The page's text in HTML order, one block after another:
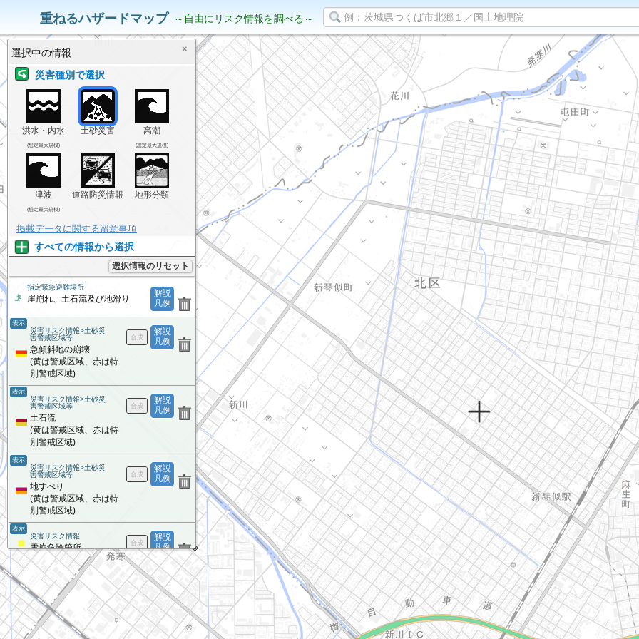
重ねるハザードマップ ～自由にリスク情報を調べる～
災害リスク情報
選択中の情報 ×
災害種別で選択
洪水・内水
(想定最大規模)
土砂災害 高潮
(想定最大規模)
津波
(想定最大規模)
道路防災情報 地形分類
掲載データに関する留意事項
すべての情報から選択
選択情報のリセット
解説
凡例
指定緊急避難場所
崖崩れ、土石流及び地滑り
解説
凡例
表示
災害リスク情報>土砂災
害警戒区域等
急傾斜地の崩壊
(黄は警戒区域、赤は特
別警戒区域)
解説
凡例
表示
災害リスク情報>土砂災
害警戒区域等
土石流
(黄は警戒区域、赤は特
別警戒区域)
解説
凡例
表示
災害リスク情報>土砂災
害警戒区域等
地すべり
(黄は警戒区域、赤は特
別警戒区域)
解説
凡例
表示
災害リスク情報
雪崩危険箇所
解説
凡例
写真
全国最新写真
（シームレス）